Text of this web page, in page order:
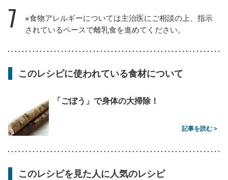
7
※食物アレルギーについては主治医にご相談の上、指示
されているペースで離乳食を進めてください。
このレシピに使われている食材について
「ごぼう」で身体の大掃除！
記事を読む >
このレシピを見た人に人気のレシピ